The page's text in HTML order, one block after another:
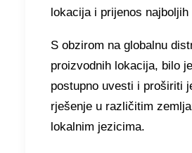
lokacija i prijenos najboljih
S obzirom na globalnu
proizvodnih lokacija, bilo
postupno uvesti i proširiti
rješenje u različitim
lokalnim jezicima.